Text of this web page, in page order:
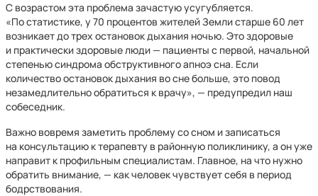
С возрастом эта проблема зачастую усугубляется.
«По статистике, у 70 процентов жителей Земли старше 60 лет
возникает до трех остановок дыхания ночью. Это здоровые
и практически здоровые люди — пациенты с первой, начальной
степенью синдрома обструктивного апноэ сна. Если
количество остановок дыхания во сне больше, это повод
незамедлительно обратиться к врачу», — предупредил наш
собеседник.
Важно вовремя заметить проблему со сном и записаться
на консультацию к терапевту в районную поликлинику, а он уже
направит к профильным специалистам. Главное, на что нужно
обратить внимание, — как человек чувствует себя в период
бодрствования.